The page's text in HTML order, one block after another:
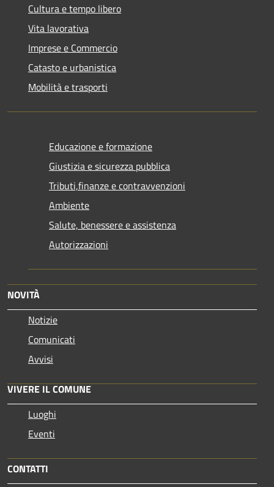
Cultura e tempo libero
Vita lavorativa
Imprese e Commercio
Catasto e urbanistica
Mobilità e trasporti
Educazione e formazione
Giustizia e sicurezza pubblica
Tributi,finanze e contravvenzioni
Ambiente
Salute, benessere e assistenza
Autorizzazioni
NOVITÀ
Notizie
Comunicati
Avvisi
VIVERE IL COMUNE
Luoghi
Eventi
CONTATTI